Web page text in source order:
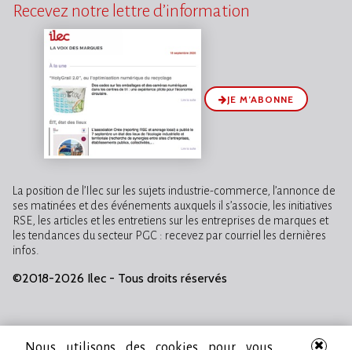
Recevez notre lettre d’information
JE M’ABONNE
La position de l’Ilec sur les sujets industrie-commerce, l’annonce de
ses matinées et des événements auxquels il s’associe, les initiatives
RSE, les articles et les entretiens sur les entreprises de marques et
les tendances du secteur PGC : recevez par courriel les dernières
infos.
©2018-2026 Ilec - Tous droits réservés